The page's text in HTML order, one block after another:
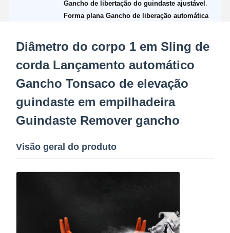
Bloco de poleia de guindaste
Garras
Guindaste
Motor de engrenagem e freio
Içar
Dispositivos de elevação
Acessórios para guindastes
Gancho de libertação do guindaste ajustável
Forma plana Gancho de liberação automática
Diâmetro do corpo 1 em Sling de
corda Lançamento automático
Gancho Tonsaco de elevação
guindaste em empilhadeira
Guindaste Remover gancho
Visão geral do produto